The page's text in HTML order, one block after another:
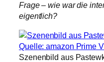
Frage – wie war die
eigentlich?
Szenenbild aus